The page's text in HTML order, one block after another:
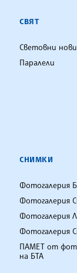
СВЯТ
Световни
Паралели
СНИМКИ
Фотогалерия
Фотогалерия
Фотогалерия
Фотогалерия
ПАМЕТ от
на БТА